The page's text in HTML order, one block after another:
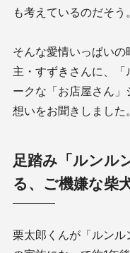
も考えているのだそう。
そんな愛情いっぱい
主・すずきさんに、
ークな「お店屋さん
想いをお聞きしました。
足踏み「ルンル
る、ご機嫌な柴
栗太郎くんが「ルン